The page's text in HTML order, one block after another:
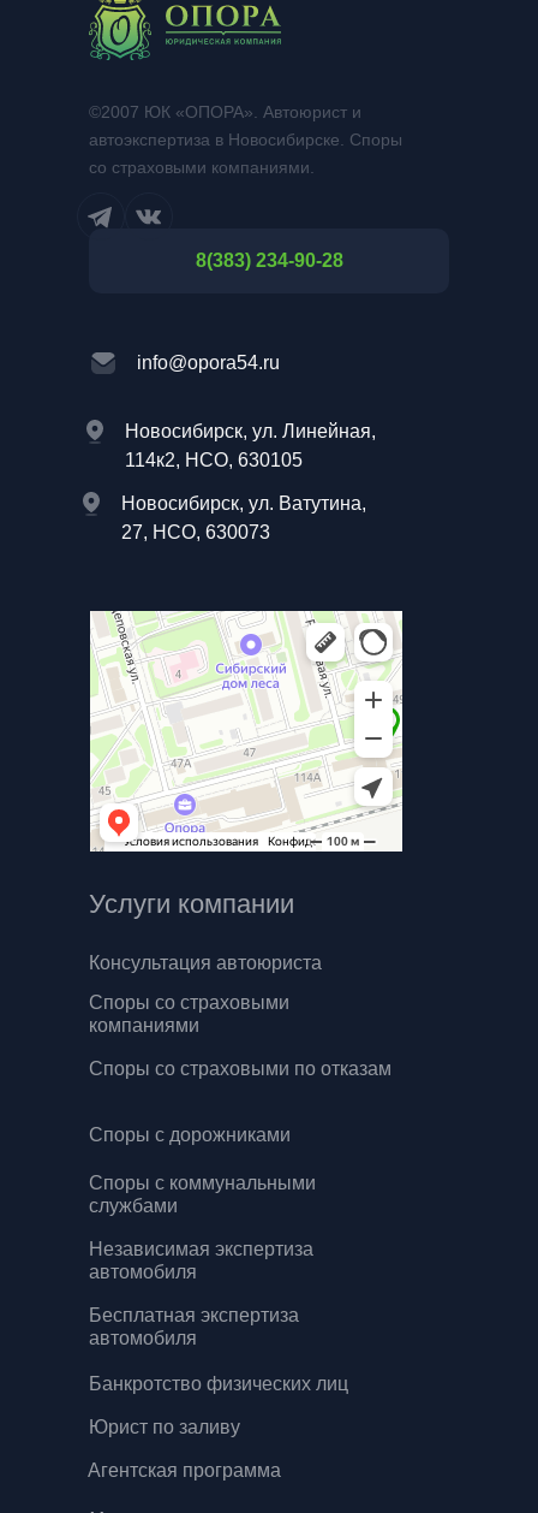
©2007 ЮК «ОПОРА». Автоюрист и
автоэкспертиза в Новосибирске. Споры
со страховыми компаниями.
Услуги компании
Консультация автоюриста
8(383) 234-90-28
info@opora54.ru
Новосибирск, ул. Линейная,
114к2, НСО, 630105
Новосибирск, ул. Ватутина,
27, НСО, 630073
Споры со страховыми
компаниями
Споры со страховыми по отказам
Споры с дорожниками
Споры с коммунальными
службами
Независимая экспертиза
автомобиля
Бесплатная экспертиза
автомобиля
Банкротство физических лиц
Юрист по заливу
Агентская программа